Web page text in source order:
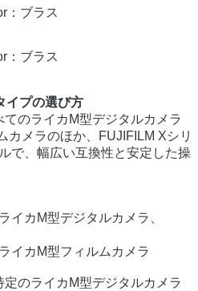
：ブラス
：ブラス
イプの選び方
てのライカM型デジタルカメラ
カメラのほか、FUJIFILM Xシリ
で、幅広い互換性と安定した操
イカM型デジタルカメラ、
イカM型フィルムカメラ
定のライカM型デジタルカメラ